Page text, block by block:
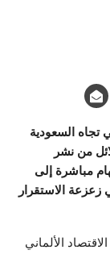
السعودية
من نشر
مباشرة إلى
زعزعة الاستقرار
الألماني